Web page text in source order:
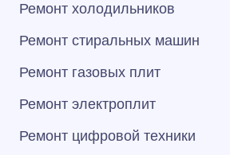
Ремонт холодильников
Ремонт стиральных машин
Ремонт газовых плит
Ремонт электроплит
Ремонт цифровой техники